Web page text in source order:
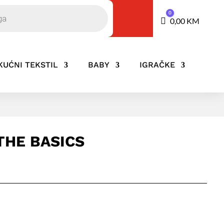
Košarica
0
0,00 KM
TEKSTIL BABY IGRAČKE
BASICS